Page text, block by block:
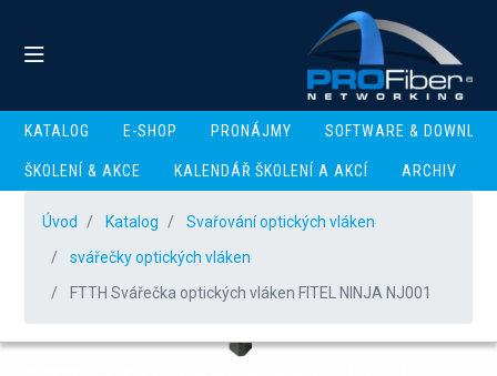
KATALOG E-SHOP PRONÁJMY SOFTWARE &
ŠKOLENÍ & AKCE KALENDÁŘ ŠKOLENÍ A AKCÍ ARCHIV
Úvod Katalog
Svařování optických vláken
svářečky optických vláken
FTTH Svářečka optických vláken FITEL NINJA NJ001